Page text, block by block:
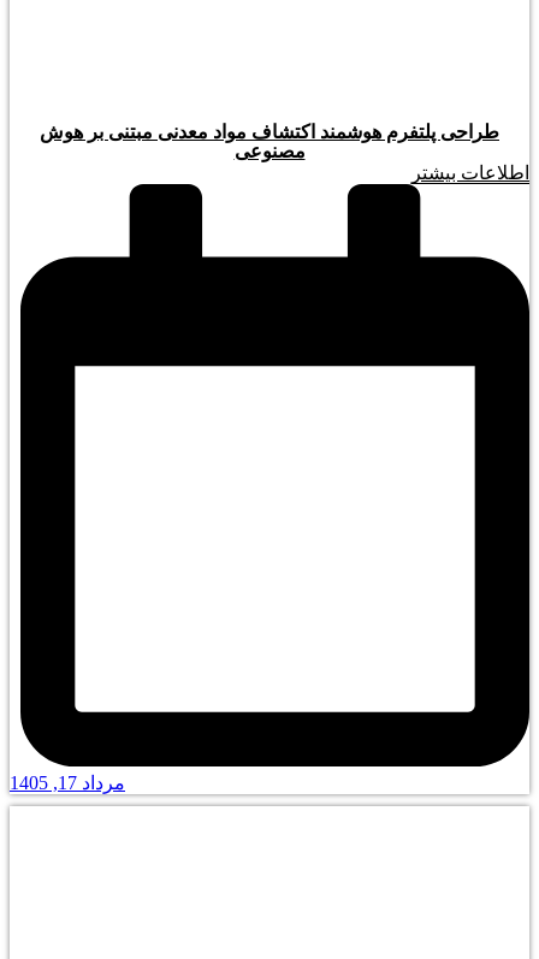
طراحی پلتفرم هوشمند اکتشاف مواد معدنی مبتنی بر هوش
مصنوعی
اطلاعات بیشتر
مرداد 17, 1405